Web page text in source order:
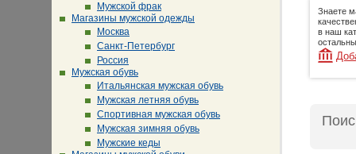
Мужской фрак
Магазины мужской одежды
Москва
Санкт-Петербург
Россия
Мужская обувь
Итальянская мужская обувь
Мужская летняя обувь
Спортивная мужская обувь
Мужская зимняя обувь
Мужские кеды
Знаете
в наш